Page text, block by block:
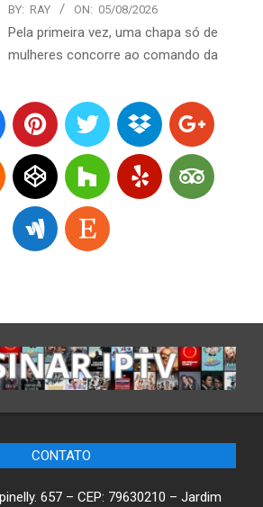
BY: RAY ON: 05/08/2026
Pela primeira vez, uma chapa só de
mulheres concorre ao comando da
CONTATO
657 – CEP: 79630210 – Jardim